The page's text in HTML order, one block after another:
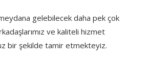
gelebilecek daha pek çok
ve kaliteli hizmet
bir şekilde tamir etmekteyiz.